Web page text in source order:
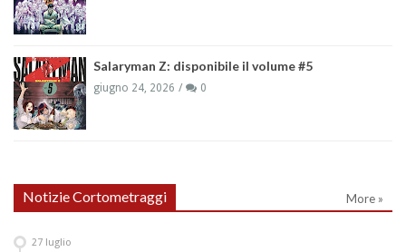
Salaryman Z: disponibile il volume #5
giugno 24, 2026 0
Notizie Cortometraggi More »
27 luglio